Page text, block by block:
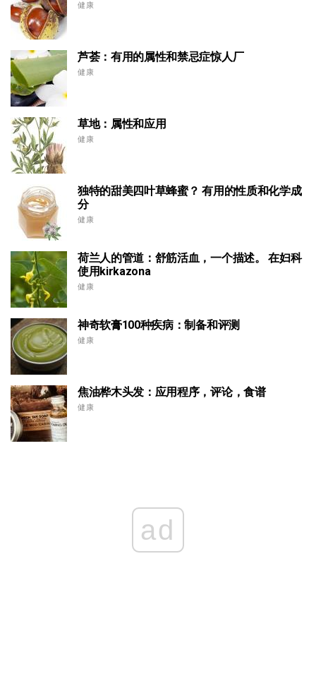
健康
芦荟：有用的属性和禁忌症惊人厂
健康
草地：属性和应用
健康
独特的甜美四叶草蜂蜜？ 有用的性质和化学成
分
健康
荷兰人的管道：舒筋活血，一个描述。 在妇科
使用kirkazona
健康
神奇软膏100种疾病：制备和评测
健康
焦油桦木头发：应用程序，评论，食谱
健康
ad